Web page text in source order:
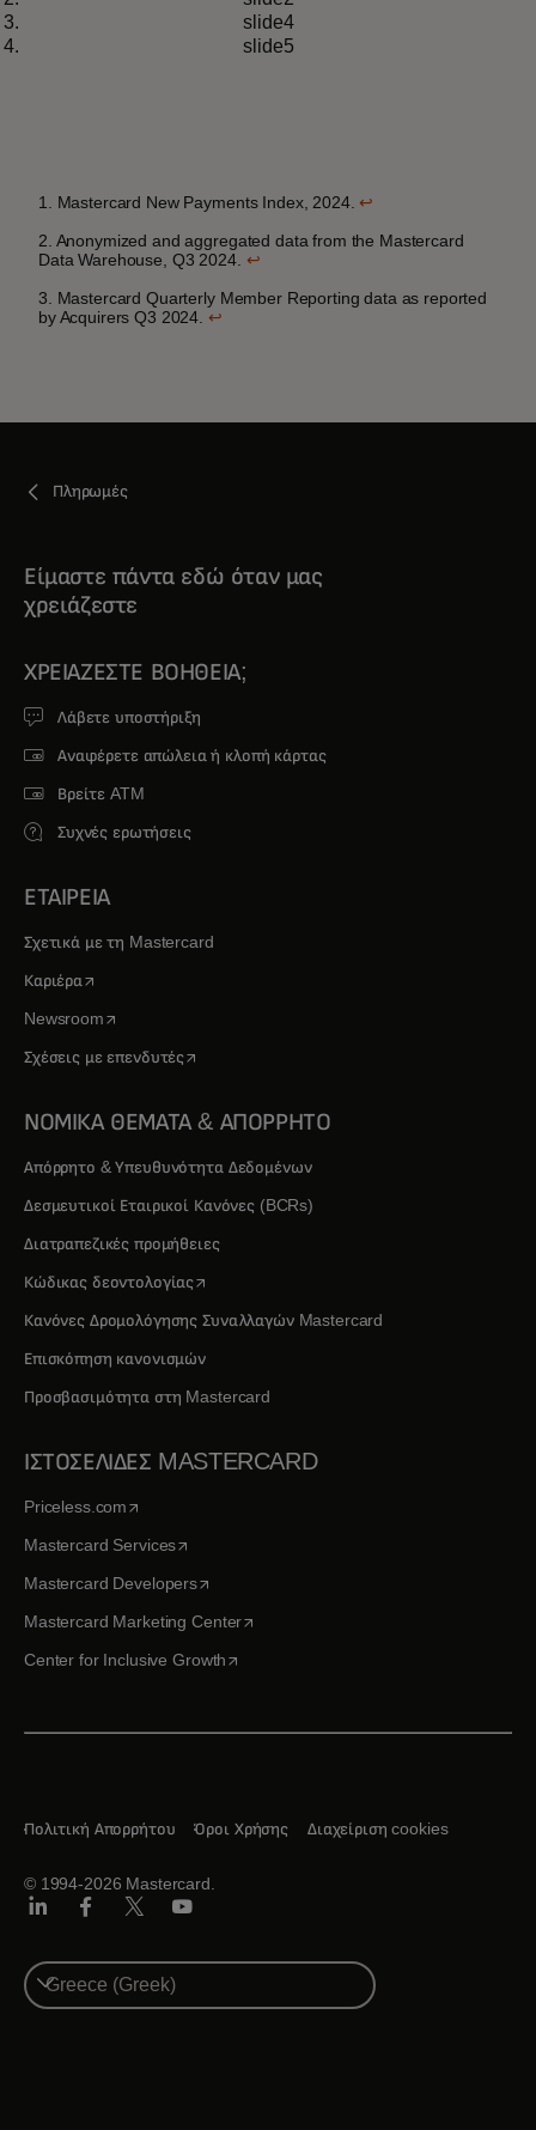
μια εποχή αμέτρητων επιλογών
slide4
slide5
1. Mastercard New Payments Index, 2024.↩
2. Anonymized and aggregated data from the Mastercard
Data Warehouse, Q3 2024. ↩
3. Mastercard Quarterly Member Reporting data as reported
by Acquirers Q3 2024. ↩
Πληρωμές
Είμαστε πάντα εδώ όταν μας
χρειάζεστε
ΧΡΕΙΆΖΕΣΤΕ ΒΟΉΘΕΙΑ;
Λάβετε υποστήριξη
Αναφέρετε απώλεια ή κλοπή κάρτας
Βρείτε ATM
Συχνές ερωτήσεις
ΕΤΑΙΡΕΙΑ
Σχετικά με τη Mastercard
Καριέραopens in a new tab
Newsroomopens in a new tab
Σχέσεις με επενδυτέςopens in a new tab
ΝΟΜΙΚΑ ΘΕΜΑΤΑ & ΑΠΟΡΡΗΤΟ
Απόρρητο & Υπευθυνότητα Δεδομένων
Δεσμευτικοί Εταιρικοί Κανόνες (BCRs)
Διατραπεζικές προμήθειες
Κώδικας δεοντολογίαςopens in a new tab
Κανόνες Δρομολόγησης Συναλλαγών Mastercard
Επισκόπηση κανονισμών
Προσβασιμότητα στη Mastercard
ΙΣΤΟΣΕΛΙΔΕΣ MASTERCARD
Priceless.comopens in a new tab
Mastercard Servicesopens in a new tab
Mastercard Developersopens in a new tab
Mastercard Marketing Centeropens in a new tab
Center for Inclusive Growthopens in a new tab
© 1994-2026 Mastercard.
Πολιτική Απορρήτου Όροι Χρήσης Διαχείριση cookies
Select
a
country